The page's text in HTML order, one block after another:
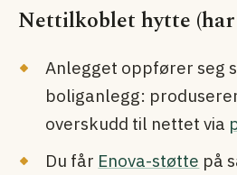
Nettilkoblet hytte
Anlegget oppfører seg
boliganlegg:
overskudd til nettet via
Du får Enova-støtte på